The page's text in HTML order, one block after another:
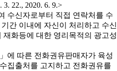
22., 2020. 6. 9.>
수신자로부터 직접 연락처를 수
간 이내에 자신이 처리하고 수신
화등에 대한 영리목적의 광고성
에 따른 전화권유판매자가 육성
집출처를 고지하고 전화권유를